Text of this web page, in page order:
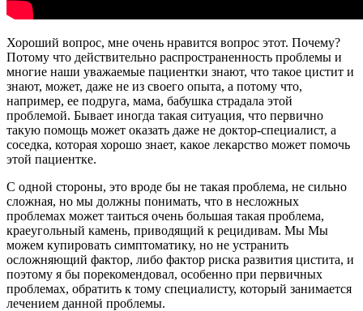
Хороший вопрос, мне очень нравится вопрос этот. Почему?
Потому что действительно распространенность проблемы и
многие наши уважаемые пациентки знают, что такое цистит и
знают, может, даже не из своего опыта, а потому что,
например, ее подруга, мама, бабушка страдала этой
проблемой. Бывает иногда такая ситуация, что первично
такую помощь может оказать даже не доктор-специалист, а
соседка, которая хорошо знает, какое лекарство может помочь
этой пациентке.
С одной стороны, это вроде бы не такая проблема, не сильно
сложная, но мы должны понимать, что в несложных
проблемах может таиться очень большая такая проблема,
краеугольный камень, приводящий к рецидивам. Мы Мы
можем купировать симптоматику, но не устранить
осложняющий фактор, либо фактор риска развития цистита, и
поэтому я бы порекомендовал, особенно при первичных
проблемах, обратить к тому специалисту, который занимается
лечением данной проблемы.